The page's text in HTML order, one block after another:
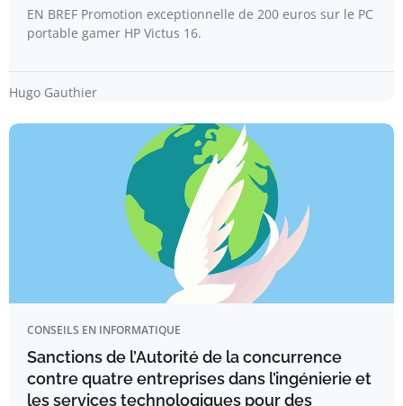
EN BREF Promotion exceptionnelle de 200 euros sur le PC
portable gamer HP Victus 16.
Hugo Gauthier
CONSEILS EN INFORMATIQUE
Sanctions de l’Autorité de la concurrence
contre quatre entreprises dans l’ingénierie et
les services technologiques pour des